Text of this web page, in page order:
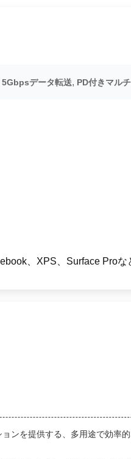
データ転送, PD付きマル
、XPS、Surface Proな
ンを提供する、多用途で効率